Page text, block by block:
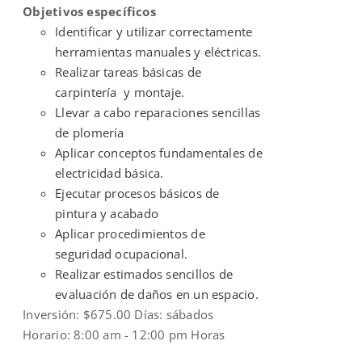
Objetivos específicos
Identificar y utilizar correctamente
herramientas manuales y eléctricas.
Realizar tareas básicas de
carpintería y montaje.
Llevar a cabo reparaciones sencillas
de plomería
Aplicar conceptos fundamentales de
electricidad básica.
Ejecutar procesos básicos de
pintura y acabado
Aplicar procedimientos de
seguridad ocupacional.
Realizar estimados sencillos de
evaluación de daños en un espacio.
Inversión: $675.00 Días: sábados
Horario: 8:00 am - 12:00 pm Horas